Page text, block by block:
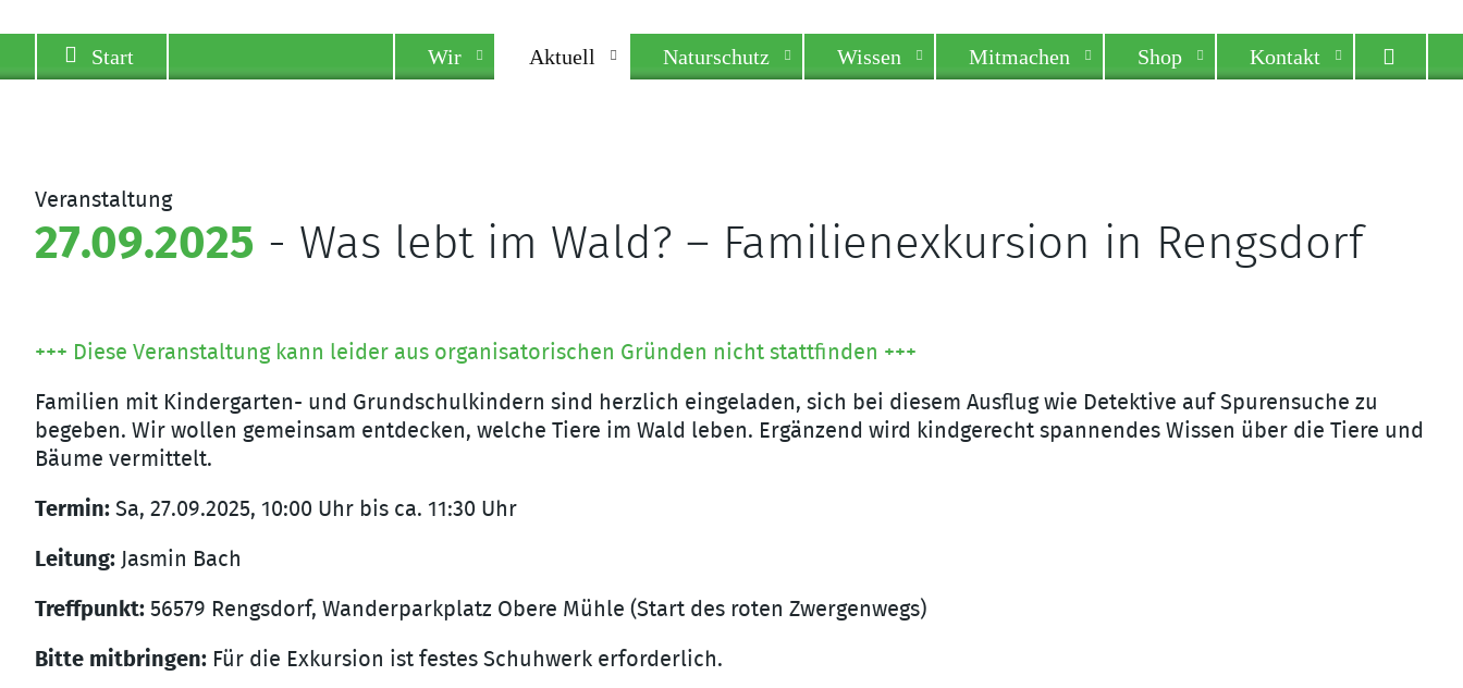
Veranstaltung
27.09.2025 - Was lebt im Wald? – Familienexkursion in Rengsdorf
+++ Diese Veranstaltung kann leider aus organisatorischen Gründen nicht stattfinden +++
Familien mit Kindergarten- und Grundschulkindern sind herzlich eingeladen, sich bei diesem Ausflug wie Detektive auf Spurensuche zu
begeben. Wir wollen gemeinsam entdecken, welche Tiere im Wald leben. Ergänzend wird kindgerecht spannendes Wissen über die Tiere und
Bäume vermittelt.
Termin: Sa, 27.09.2025, 10:00 Uhr bis ca. 11:30 Uhr
Leitung: Jasmin Bach
Treffpunkt: 56579 Rengsdorf, Wanderparkplatz Obere Mühle (Start des roten Zwergenwegs)
Bitte mitbringen: Für die Exkursion ist festes Schuhwerk erforderlich.
Start Wir Aktuell Naturschutz Wissen Mitmachen Shop Kontakt